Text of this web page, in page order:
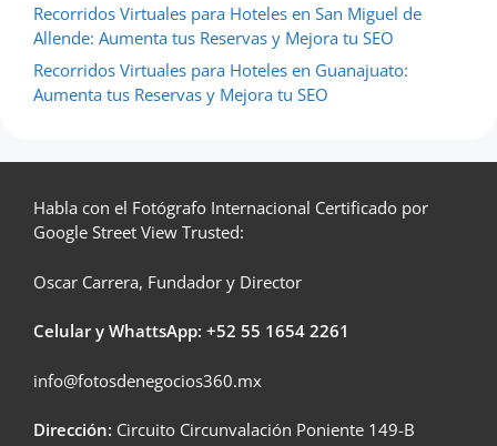
Recorridos Virtuales para Hoteles en San Miguel de
Allende: Aumenta tus Reservas y Mejora tu SEO
Recorridos Virtuales para Hoteles en Guanajuato:
Aumenta tus Reservas y Mejora tu SEO
Habla con el Fotógrafo Internacional Certificado por
Google Street View Trusted:
Oscar Carrera, Fundador y Director
Celular y WhattsApp: +52 55 1654 2261
info@fotosdenegocios360.mx
Dirección: Circuito Circunvalación Poniente 149-B